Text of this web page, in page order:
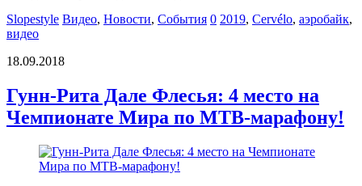
Slopestyle Видео, Новости, События 0 2019, Cervélo, аэробайк,
видео
18.09.2018
Гунн-Рита Дале Флесья: 4 место на
Чемпионате Мира по MTB-марафону!